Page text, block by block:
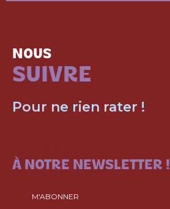
NOUS
SUIVRE
Pour ne rien rater !
À NOTRE NEWSLETTER !
M'ABONNER